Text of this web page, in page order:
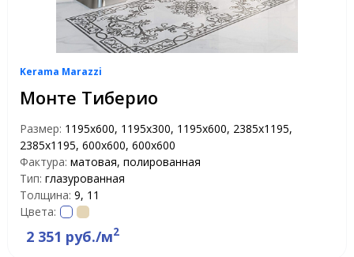
Kerama Marazzi
Монте Тиберио
Размер: 1195x600, 1195х300, 1195х600, 2385x1195,
2385х1195, 600x600, 600х600
Фактура: матовая, полированная
Тип: глазурованная
Толщина: 9, 11
Цвета:
2 351 руб./м2